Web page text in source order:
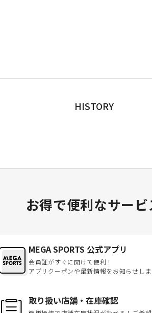
HISTORY
お得で便利なサービ
MEGA SPORTS 公式アプリ
会員証がすぐに開けて便利！
アプリクーポンや最新情報をお知らせしま
取り扱い店舗・在庫確認